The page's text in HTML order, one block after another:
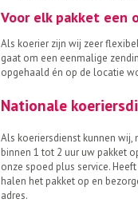
Voor elk pakket een
Als koerier zijn wij zeer
gaat om een eenmalige
opgehaald én op de locatie
Nationale
Als koeriersdienst kunnen
binnen 1 tot 2 uur uw pakket
onze spoed plus service.
halen het pakket op en
adres.